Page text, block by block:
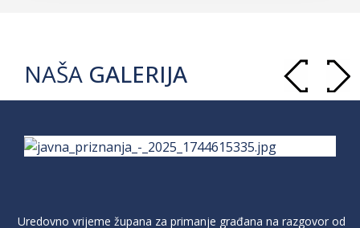
NAŠA GALERIJA
Uredovno vrijeme župana za primanje građana na razgovor od